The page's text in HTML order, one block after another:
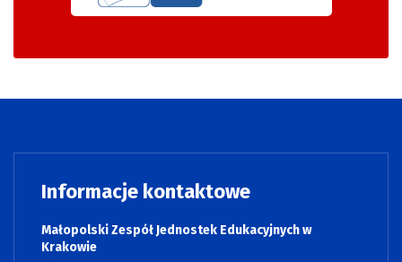
Informacje kontaktowe
Małopolski Zespół Jednostek Edukacyjnych w
Krakowie